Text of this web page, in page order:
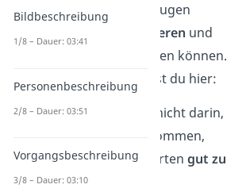
Persönlichkeiten und klugen
inspirieren und
zum Nachdenken bringen können.
Unsere Favoriten findest du hier:
Das Leben besteht nicht darin,
gute Karten zu bekommen,
sondern mit den Karten gut zu
spielen.
Bildbeschreibung
1/8 – Dauer: 03:41
Personenbeschreibung
2/8 – Dauer: 03:51
Vorgangsbeschreibung
3/8 – Dauer: 03:10